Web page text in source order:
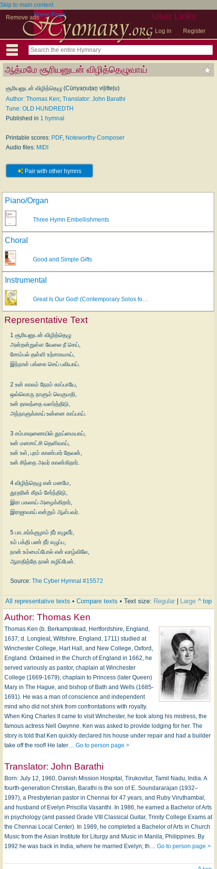
Skip to main content
Remove ads
User Links
Log in Register
Home Page
ஆத்மமே சூரியனுடன் விழித்தெழுவாய்
சூரியனுடன் விழித்தெழு (Cūriyaṉuṭaṉ viḻitteḻu)
Author: Thomas Ken; Translator: John Barathi
Tune: OLD HUNDREDTH
Published in 1 hymnal
Printable scores: PDF, Noteworthy Composer
Audio files: MIDI
Pair with other hymns
Piano/Organ
Three Hymn Embellishments
Choral
Good and Simple Gifts
Instrumental
Great Is Our God! (Contemporary Solos fo…
Representative Text
1 சூரியனுடன் விழித்தெழு
அன்றன்றுள்ள வேலை நீ செய்,
சோம்பல் தள்ளி உற்சாகமாய்,
இந்நாள் பங்கை செய் பலியாய்.
2 உன் காலம் நேரம் காப்பாயே,
ஒவ்வொரு நாளும் வெகுமதி,
உன் தாலந்தை வளர்த்திடு,
அந்நாளுக்காய் உன்னை காப்பாய்.
3 சம்பாஷணையில் தூய்மையாய்,
உன் மனசாட்சி தெளிவாய்,
உன் உள், புரம் காண்பார் தேவன்,
உன் சிந்தை அவர் காண்கிறார்.
4 விழித்தெழு என் மனமே,
தூதரின் கீதம் சேர்ந்திடு,
இரா பகலாய் அழைக்கிறார்,
இராஜாவாய் என்றும் ஆள்பவர்.
5 பாடகர்க்குழாம் நீர் எழுவீர்,
உம் பக்தி பண் நீர் எழுப்ப,
நான் உம்மைப்போல் என் வாழ்விலே,
ஆராதித்தே நான் கழிப்பேன்.
Source: The Cyber Hymnal #15572
All representative texts • Compare texts • Text size: Regular Large ^ top
Author: Thomas Ken
Thomas Ken (b. Berkampstead, Hertfordshire, England,
1637; d. Longleat, Wiltshire, England, 1711) studied at
Winchester College, Hart Hall, and New College, Oxford,
England. Ordained in the Church of England in 1662, he
served variously as pastor, chaplain at Winchester
College (1669-1679), chaplain to Princess (later Queen)
Mary in The Hague, and bishop of Bath and Wells (1685-
1691). He was a man of conscience and independent
mind who did not shirk from confrontations with royalty.
When King Charles II came to visit Winchester, he took along his mistress, the
famous actress Nell Gwynne. Ken was asked to provide lodging for her. The
story is told that Ken quickly declared his house under repair and had a builder
take off the roof! He later… Go to person page >
Translator: John Barathi
Born: Ju­ly 12, 1960, Dan­ish Mis­sion Hos­pi­tal, Ti­ru­ko­vi­lur, Ta­mil Na­du, In­dia. A
fourth-ge­ne­ra­tion Christ­ian, Ba­ra­thi is the son of E. Soun­da­ra­ra­jan (1932–
1997), a Pres­by­ter­ian pas­tor in Chen­nai for 47 years, and Ru­by Vi­ru­tham­bal,
and hus­band of Eve­lyn Pris­cil­la Va­san­thi. In 1986, he earned a Ba­che­lor of Arts
in psy­cho­lo­gy (and passed Grade VIII Class­ic­al Gui­tar, Tri­ni­ty Col­lege Ex­ams at
the Chen­nai Lo­cal Cen­ter). In 1989, he comp­let­ed a Ba­che­lor of Arts in Church
Mu­sic from the As­ian In­sti­tute for Li­tur­gy and Mu­sic in Ma­ni­la, Phil­ip­pines. By
1992 he was back in In­dia, where he mar­ried Ev­elyn; th… Go to person page >